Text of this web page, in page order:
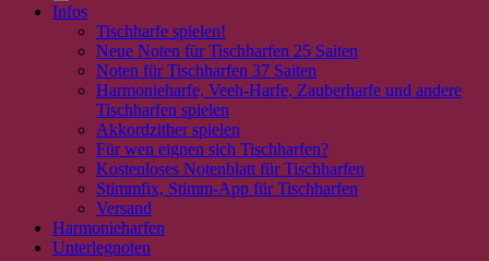
Infos
Tischharfe spielen!
Neue Noten für Tischharfen 25 Saiten
Noten für Tischharfen 37 Saiten
Harmonieharfe, Veeh-Harfe, Zauberharfe und andere
Tischharfen spielen
Akkordzither spielen
Für wen eignen sich Tischharfen?
Kostenloses Notenblatt für Tischharfen
Stimmfix, Stimm-App für Tischharfen
Versand
Harmonieharfen
Unterlegnoten